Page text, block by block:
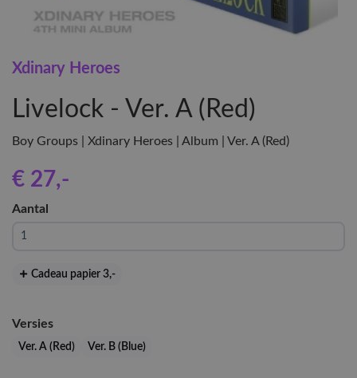
Xdinary Heroes
Livelock - Ver. A (Red)
Boy Groups | Xdinary Heroes | Album | Ver. A (Red)
€ 27,-
Aantal
Cadeau papier 3,-
Versies
Ver. A (Red) Ver. B (Blue)